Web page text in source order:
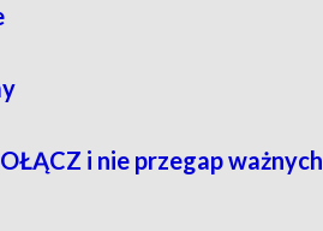
i nie przegap ważnych